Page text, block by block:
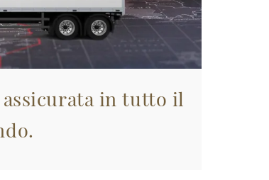
assicurata in tutto il